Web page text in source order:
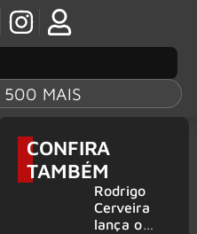
500 MAIS
CONFIRA
TAMBÉM
Rodrigo
Cerveira
lança o